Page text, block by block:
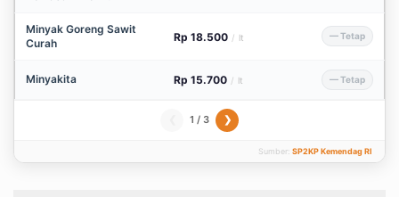
Minyak Goreng Sawit
Curah
Rp 18.500 / lt — Tetap
Minyakita Rp 15.700 / lt — Tetap
1 / 3 ❯
Sumber: SP2KP Kemendag RI